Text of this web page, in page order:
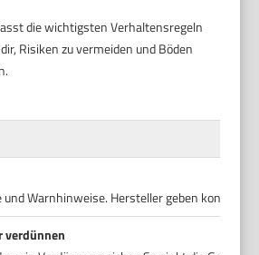
die wichtigsten Verhaltensregeln
Risiken zu vermeiden und Böden
Warnhinweise. Hersteller geben konkrete
verdünnen